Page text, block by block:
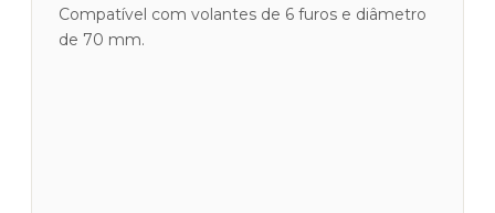
Compatível com volantes de 6 furos e diâmetro
de 70 mm.